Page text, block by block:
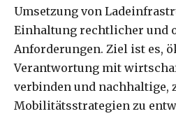
Umsetzung von
Einhaltung rechtlicher und
Anforderungen. Ziel ist es,
Verantwortung mit
verbinden und nachhaltige,
Mobilitätsstrategien zu